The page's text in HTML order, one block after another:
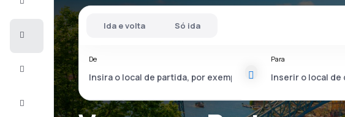
baratos
Ida e volta Só ida
De Para